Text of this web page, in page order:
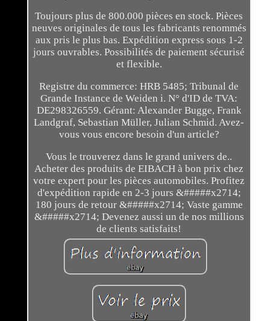
Toujours plus de 800.000 pièces en stock. Pièces
neuves originales de tous les fabricants renommés
aux pris le plus bas. Expédition express sous 1-2
jours ouvrables. Possibilités de paiement sécurisé
et flexible.
Registre du commerce: HRB 5485; Tribunal de
Grande Instance de Weiden i. N° d'ID de TVA:
DE298326559. Gérant: Alexander Bugge, Frank
Landgraf, Sebastian Müller, Julian Schmid. Avez-
vous vous encore besoin d'un article?
Vous le trouverez dans le grand univers de..
Acheter des produits de EIBACH à bon prix chez
votre expert pour les pièces automobiles. Profitez
d'expédition rapide en 2-3 jours &#####x2714;
180 jours de retour &#####x2714; Vaste gamme
&#####x2714; Devenez aussi un de nos millions
de clients satisfaits!